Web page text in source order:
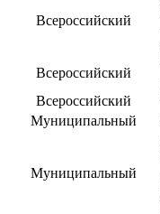
Всероссийский
Всероссийский
Всероссийский
Муниципальный
Муниципальный